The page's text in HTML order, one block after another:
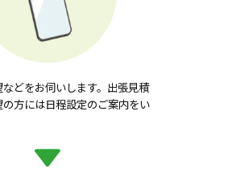
どをお伺いします。出張見積
方には日程設定のご案内をい